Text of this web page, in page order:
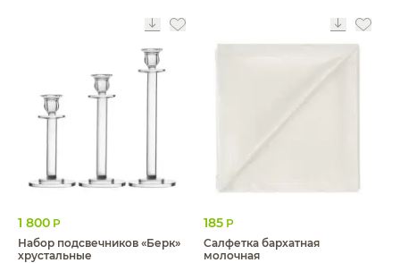
1 800 Р
Набор подсвечников «Берк»
хрустальные
185 Р
Салфетка бархатная
молочная